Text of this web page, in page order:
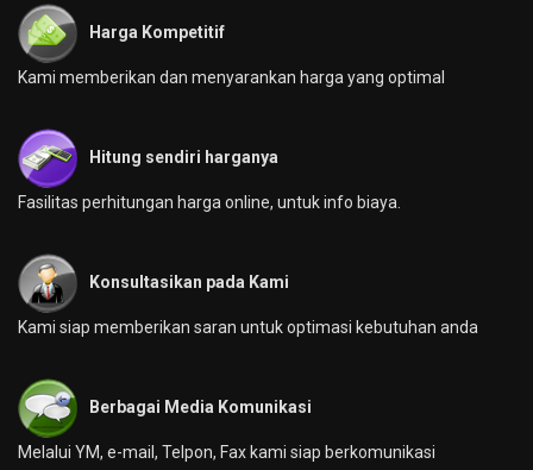
Harga Kompetitif
Kami memberikan dan menyarankan harga yang optimal
Hitung sendiri harganya
Fasilitas perhitungan harga online, untuk info biaya.
Konsultasikan pada Kami
Kami siap memberikan saran untuk optimasi kebutuhan anda
Berbagai Media Komunikasi
Melalui YM, e-mail, Telpon, Fax kami siap berkomunikasi